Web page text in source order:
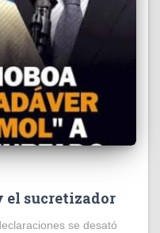
el sucretizador
se desató